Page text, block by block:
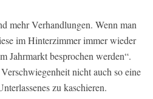
mehr Verhandlungen. Wenn man
im Hinterzimmer immer wieder
Jahrmarkt besprochen werden“.
nicht auch so eine
zu kaschieren.